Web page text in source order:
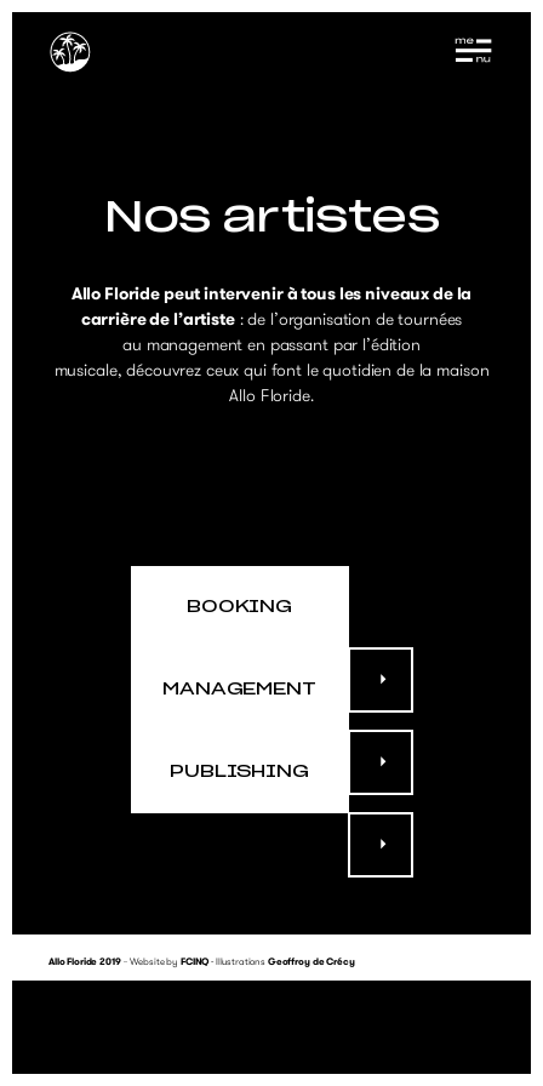
Nos artistes
Allo Floride peut intervenir à tous les niveaux de la
carrière de l’artiste: de l’organisation de tournées
au management en passant par l’édition
musicale, découvrez ceux qui font le quotidien de la maison
Allo Floride.
BOOKING
MANAGEMENT
PUBLISHING
Allo Floride 2019 Website by FCINQ- Illustrations Geoffroy de Crécy